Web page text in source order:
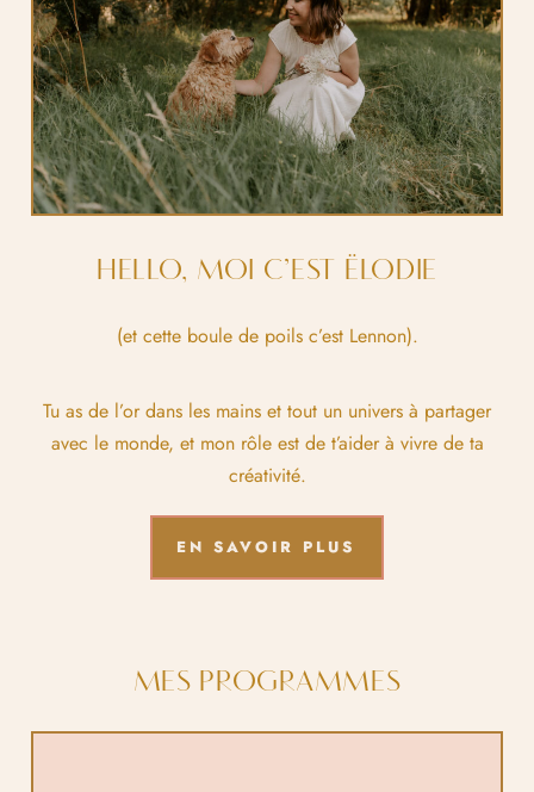
HELLO, MOI C’EST ËLODIE
(et cette boule de poils c’est Lennon).
Tu as de l’or dans les mains et tout un univers à partager
avec le monde, et mon rôle est de t’aider à vivre de ta
créativité.
EN SAVOIR PLUS
MES PROGRAMMES